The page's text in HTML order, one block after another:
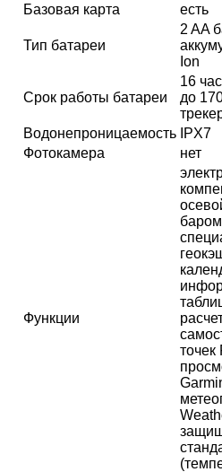
Базовая карта
есть
Тип батареи
2 AA
Ion
Срок работы батареи
16
до
Водонепроницаемость IPX7
Фотокамера
нет
Функции
точек